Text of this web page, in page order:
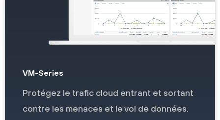
VM-Series
Protégez le trafic cloud entrant et sortant
contre les menaces et le vol de données.